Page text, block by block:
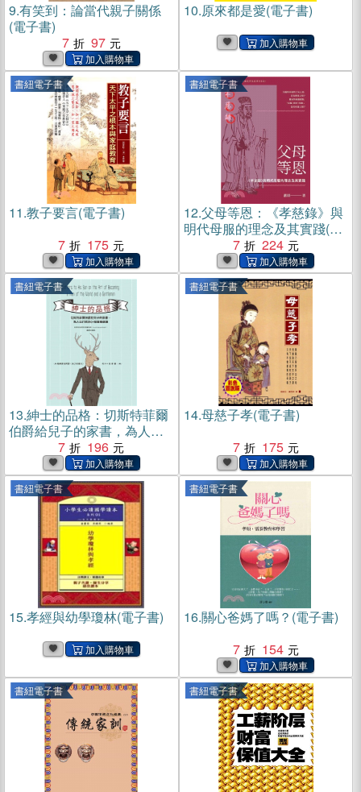
9.有笑到：論當代親子關係
(電子書)
7
97
10.原來都是愛(電子書)
書紐電子書
11.教子要言(電子書)
7
175
書紐電子書
12.父母等恩：《孝慈錄》與
明代母服的理念及其實踐(電
7 224
書紐電子書
13.紳士的品格：切斯特菲爾
伯爵給兒子的家書，為人生
打底的64個重要建議(電子書)
7 196
書紐電子書
14.母慈子孝(電子書)
7
175
書紐電子書
15.孝經與幼學瓊林(電子書)
書紐電子書
16.關心爸媽了嗎？(電子書)
7
154
書紐電子書 書紐電子書